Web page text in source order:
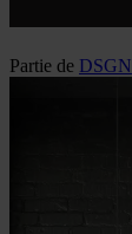
Partie de DSGN